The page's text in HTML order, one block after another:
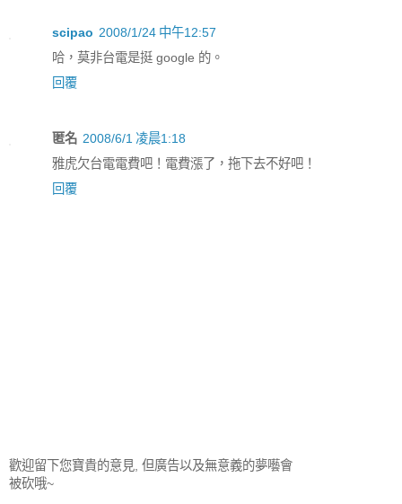
scipao 2008/1/24 中午12:57
哈，莫非台電是挺 google 的。
回覆
匿名 2008/6/1 凌晨1:18
雅虎欠台電電費吧！電費漲了，拖下去不好吧！
回覆
歡迎留下您寶貴的意見, 但廣告以及無意義的夢囈會
被砍哦~